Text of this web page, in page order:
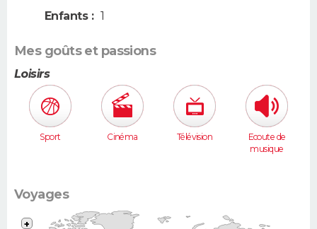
Enfants : 1
Mes goûts et passions
Loisirs
Sport Cinéma Télévision
Ecoute de
musique
Voyages
+